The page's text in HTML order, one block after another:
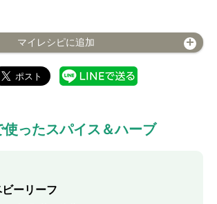
マイレシピに追加
使ったスパイス＆ハーブ
ビーリーフ